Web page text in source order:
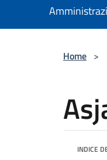
Home >
INDICE